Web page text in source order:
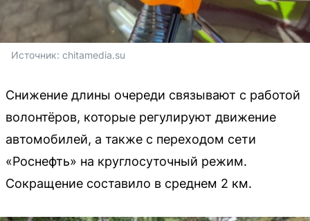
Источник: chitamedia.su
Снижение длины очереди связывают с работой
волонтёров, которые регулируют движение
автомобилей, а также с переходом сети
«Роснефть» на круглосуточный режим.
Сокращение составило в среднем 2 км.